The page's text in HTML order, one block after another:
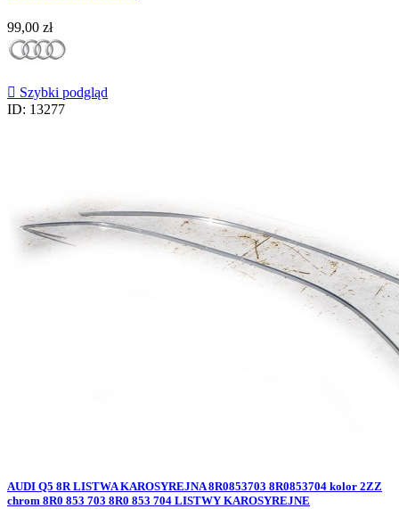
Cena
99,00 zł
 Szybki podgląd
ID: 13277
AUDI Q5 8R LISTWA KAROSYREJNA 8R0853703 8R0853704 kolor 2ZZ
chrom 8R0 853 703 8R0 853 704 LISTWY KAROSYREJNE